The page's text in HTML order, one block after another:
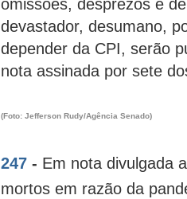
omissões, desprezos e
devastador, desumano,
depender da CPI, serão
nota assinada por sete
(Foto: Jefferson Rudy/Agência Senado)
247 - Em nota divulgada
mortos em razão da